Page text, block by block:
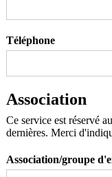
o
Téléphone
Association
Ce service est réservé
dernières. Merci
Association/groupe